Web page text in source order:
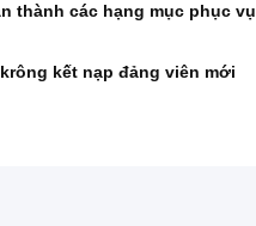
thành các hạng mục phục
kết nạp đảng viên mới